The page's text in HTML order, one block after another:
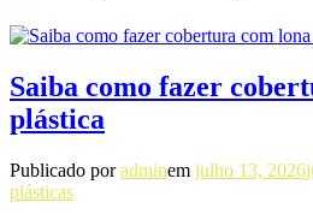
Saiba como fazer
plástica
Publicado poradminem julho 13, 2026
plásticas